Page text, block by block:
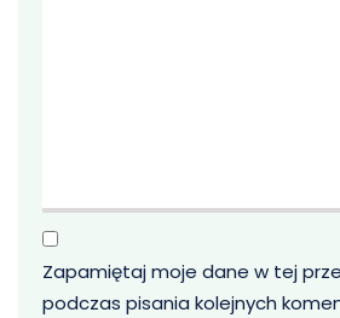
Zapamiętaj moje dane w tej
podczas pisania kolejnych